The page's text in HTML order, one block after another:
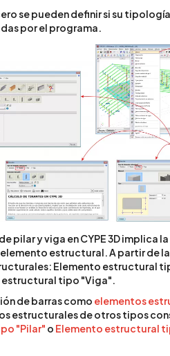
se pueden definir si su
por el programa.
pilar y viga en CYPE 3D implica
estructural. A partir de la
Elemento estructural
tipo "Viga".
de barras como elementos
estructurales de otros tipos
"Pilar" o Elemento estructural